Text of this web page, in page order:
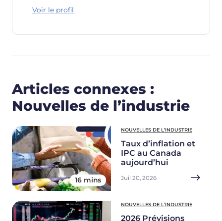
Voir le profil
Articles connexes :
Nouvelles de l’industrie
16 mins
NOUVELLES DE L’INDUSTRIE
Taux d’inflation et
IPC au Canada
aujourd’hui
Juil 20, 2026
NOUVELLES DE L’INDUSTRIE
2026 Prévisions